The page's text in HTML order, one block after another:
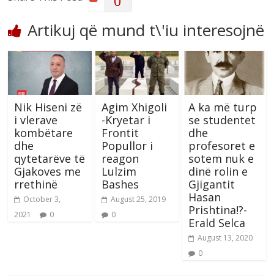
Artikuj që mund t\'iu interesojnë
Nik Hiseni zë
i vlerave
kombëtare
dhe
qytetarëve të
Gjakoves me
rrethinë
October 3,
2021
0
Agim Xhigoli
-Kryetar i
Frontit
Popullor i
reagon
Lulzim
Bashes
August 25, 2019
0
A ka më turp
se studentet
dhe
profesoret e
sotem nuk e
dinë rolin e
Gjigantit
Hasan
Prishtina!?-
Erald Selca
August 13, 2020
0